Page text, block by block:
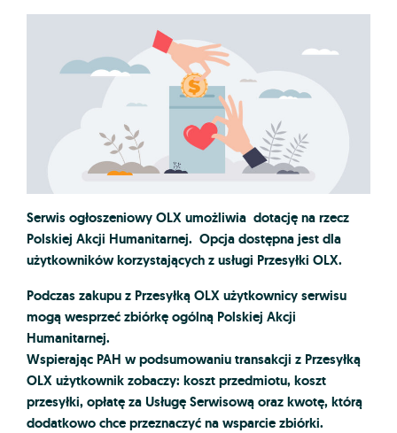
Serwis ogłoszeniowy OLX umożliwia dotację na rzecz
Polskiej Akcji Humanitarnej. Opcja dostępna jest dla
użytkowników korzystających z usługi Przesyłki OLX.
Podczas zakupu z Przesyłką OLX użytkownicy serwisu
mogą wesprzeć zbiórkę ogólną Polskiej Akcji
Humanitarnej.
Wspierając PAH w podsumowaniu transakcji z Przesyłką
OLX użytkownik zobaczy: koszt przedmiotu, koszt
przesyłki, opłatę za Usługę Serwisową oraz kwotę, którą
dodatkowo chce przeznaczyć na wsparcie zbiórki.